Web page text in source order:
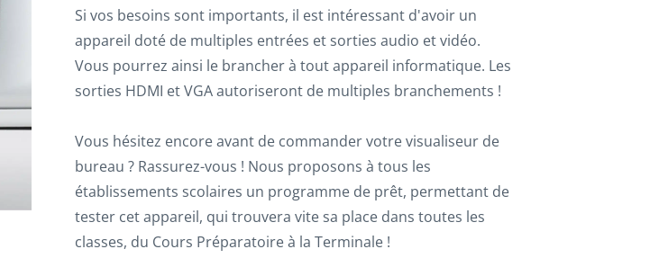
Si vos besoins sont importants, il est intéressant d'avoir un
appareil doté de multiples entrées et sorties audio et vidéo.
Vous pourrez ainsi le brancher à tout appareil informatique. Les
sorties HDMI et VGA autoriseront de multiples branchements !
Vous hésitez encore avant de commander votre visualiseur de
bureau ? Rassurez-vous ! Nous proposons à tous les
établissements scolaires un programme de prêt, permettant de
tester cet appareil, qui trouvera vite sa place dans toutes les
classes, du Cours Préparatoire à la Terminale !